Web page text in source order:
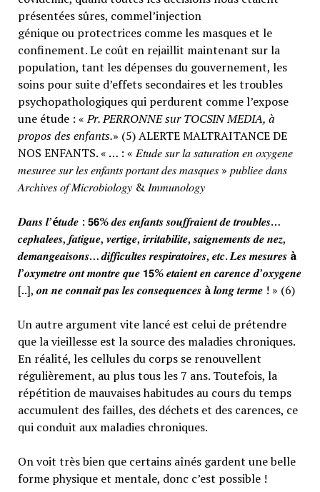
présentées sûres, commel’injection
génique ou protectrices comme les masques et le
confinement. Le coût en rejaillit maintenant sur la
population, tant les dépenses du gouvernement, les
soins pour suite d’effets secondaires et les troubles
psychopathologiques qui perdurent comme l’expose
une étude : «Pr. PERRONNE sur TOCSIN MEDIA, à
propos des enfants.» (5) ALERTE MALTRAITANCE DE
NOS ENFANTS. « … : « 𝐸𝑡𝑢𝑑𝑒 𝑠𝑢𝑟 𝑙𝑎 𝑠𝑎𝑡𝑢𝑟𝑎𝑡𝑖𝑜𝑛 𝑒𝑛 𝑜𝑥𝑦𝑔𝑒𝑛𝑒
𝑚𝑒𝑠𝑢𝑟𝑒𝑒 𝑠𝑢𝑟 𝑙𝑒𝑠 𝑒𝑛𝑓𝑎𝑛𝑡𝑠 𝑝𝑜𝑟𝑡𝑎𝑛𝑡 𝑑𝑒𝑠 𝑚𝑎𝑠𝑞𝑢𝑒𝑠 » 𝑝𝑢𝑏𝑙𝑖𝑒𝑒 𝑑𝑎𝑛𝑠
𝐴𝑟𝑐ℎ𝑖𝑣𝑒𝑠 𝑜𝑓 𝑀𝑖𝑐𝑟𝑜𝑏𝑖𝑜𝑙𝑜𝑔𝑦 & 𝐼𝑚𝑚𝑢𝑛𝑜𝑙𝑜𝑔𝑦
𝑫𝒂𝒏𝒔 𝒍’é𝒕𝒖𝒅𝒆 : 𝟱𝟲% 𝒅𝒆𝒔 𝒆𝒏𝒇𝒂𝒏𝒕𝒔 𝒔𝒐𝒖𝒇𝒇𝒓𝒂𝒊𝒆𝒏𝒕 𝒅𝒆 𝒕𝒓𝒐𝒖𝒃𝒍𝒆𝒔…
𝒄𝒆𝒑𝒉𝒂𝒍𝒆𝒆𝒔, 𝒇𝒂𝒕𝒊𝒈𝒖𝒆, 𝒗𝒆𝒓𝒕𝒊𝒈𝒆, 𝒊𝒓𝒓𝒊𝒕𝒂𝒃𝒊𝒍𝒊𝒕𝒆, 𝒔𝒂𝒊𝒈𝒏𝒆𝒎𝒆𝒏𝒕𝒔 𝒅𝒆 𝒏𝒆𝒛,
𝒅𝒆𝒎𝒂𝒏𝒈𝒆𝒂𝒊𝒔𝒐𝒏𝒔… 𝒅𝒊𝒇𝒇𝒊𝒄𝒖𝒍𝒕𝒆𝒔 𝒓𝒆𝒔𝒑𝒊𝒓𝒂𝒕𝒐𝒊𝒓𝒆𝒔, 𝒆𝒕𝒄. 𝑳𝒆𝒔 𝒎𝒆𝒔𝒖𝒓𝒆𝒔 à
𝒍’𝒐𝒙𝒚𝒎𝒆𝒕𝒓𝒆 𝒐𝒏𝒕 𝒎𝒐𝒏𝒕𝒓𝒆 𝒒𝒖𝒆 𝟭𝟱% 𝒆𝒕𝒂𝒊𝒆𝒏𝒕 𝒆𝒏 𝒄𝒂𝒓𝒆𝒏𝒄𝒆 𝒅’𝒐𝒙𝒚𝒈𝒆𝒏𝒆
[..], 𝒐𝒏 𝒏𝒆 𝒄𝒐𝒏𝒏𝒂𝒊𝒕 𝒑𝒂𝒔 𝒍𝒆𝒔 𝒄𝒐𝒏𝒔𝒆𝒒𝒖𝒆𝒏𝒄𝒆𝒔 à𝒍𝒐𝒏𝒈 𝒕𝒆𝒓𝒎𝒆 ! » (6)
Un autre argument vite lancé est celui de prétendre
que la vieillesse est la source des maladies chroniques.
En réalité, les cellules du corps se renouvellent
régulièrement, au plus tous les 7 ans. Toutefois, la
répétition de mauvaises habitudes au cours du temps
accumulent des failles, des déchets et des carences, ce
qui conduit aux maladies chroniques.
On voit très bien que certains aînés gardent une belle
forme physique et mentale, donc c’est possible !